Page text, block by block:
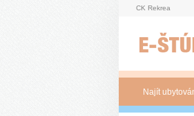
CK Rekrea
Najít